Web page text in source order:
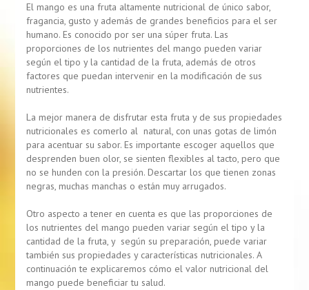
El mango es una fruta altamente nutricional de único sabor,
fragancia, gusto y además de grandes beneficios para el ser
humano. Es conocido por ser una súper fruta. Las
proporciones de los nutrientes del mango pueden variar
según el tipo y la cantidad de la fruta, además de otros
factores que puedan intervenir en la modificación de sus
nutrientes.
La mejor manera de disfrutar esta fruta y de sus propiedades
nutricionales es comerlo al natural, con unas gotas de limón
para acentuar su sabor. Es importante escoger aquellos que
desprenden buen olor, se sienten flexibles al tacto, pero que
no se hunden con la presión. Descartar los que tienen zonas
negras, muchas manchas o están muy arrugados.
Otro aspecto a tener en cuenta es que las proporciones de
los nutrientes del mango pueden variar según el tipo y la
cantidad de la fruta, y según su preparación, puede variar
también sus propiedades y características nutricionales. A
continuación te explicaremos cómo el valor nutricional del
mango puede beneficiar tu salud.